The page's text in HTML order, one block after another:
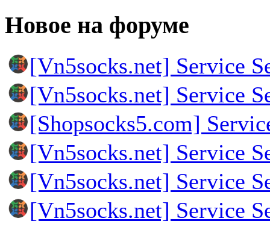
Новое на форуме
[Vn5socks.net] Service
[Vn5socks.net] Service
[Shopsocks5.com]
[Vn5socks.net] Service
[Vn5socks.net] Service
[Vn5socks.net] Service